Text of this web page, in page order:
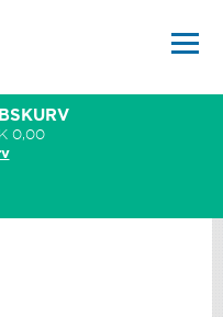
0,00